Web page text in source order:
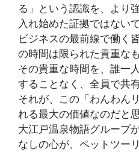
る」という認識を、より
入れ始めた証拠ではない
ビジネスの最前線で働く
の時間は限られた貴重な
その貴重な時間を、誰一
することなく、全員で共
それが、この「わんわん
れる最大の価値なのだと
大江戸温泉物語グループ
なしの心が、ペットツー